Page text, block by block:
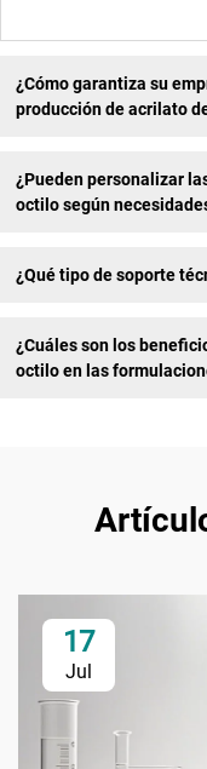
¿Cómo garantiza su
producción de acrilato
¿Pueden personalizar
octilo según
¿Qué tipo de soporte
¿Cuáles son los
octilo en las
17
Jul